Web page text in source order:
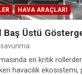
HAVA ARAÇLARI
Baş Üstü
en kritik
havacılık ekosistemi,